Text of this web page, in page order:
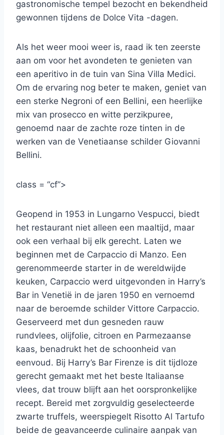
gastronomische tempel bezocht en bekendheid
gewonnen tijdens de Dolce Vita -dagen.
Als het weer mooi weer is, raad ik ten zeerste
aan om voor het avondeten te genieten van
een aperitivo in de tuin van Sina Villa Medici.
Om de ervaring nog beter te maken, geniet van
een sterke Negroni of een Bellini, een heerlijke
mix van prosecco en witte perzikpuree,
genoemd naar de zachte roze tinten in de
werken van de Venetiaanse schilder Giovanni
Bellini.
class = “cf”>
Geopend in 1953 in Lungarno Vespucci, biedt
het restaurant niet alleen een maaltijd, maar
ook een verhaal bij elk gerecht. Laten we
beginnen met de Carpaccio di Manzo. Een
gerenommeerde starter in de wereldwijde
keuken, Carpaccio werd uitgevonden in Harry’s
Bar in Venetië in de jaren 1950 en vernoemd
naar de beroemde schilder Vittore Carpaccio.
Geserveerd met dun gesneden rauw
rundvlees, olijfolie, citroen en Parmezaanse
kaas, benadrukt het de schoonheid van
eenvoud. Bij Harry’s Bar Firenze is dit tijdloze
gerecht gemaakt met het beste Italiaanse
vlees, dat trouw blijft aan het oorspronkelijke
recept. Bereid met zorgvuldig geselecteerde
zwarte truffels, weerspiegelt Risotto Al Tartufo
beide de geavanceerde culinaire aanpak van